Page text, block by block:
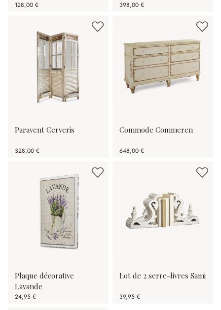
128,00 € 398,00 €
Paravent Cerveris
328,00 €
Commode Commeren
648,00 €
Plaque décorative
Lavande
24,95 €
Lot de 2 serre-livres Sami
39,95 €